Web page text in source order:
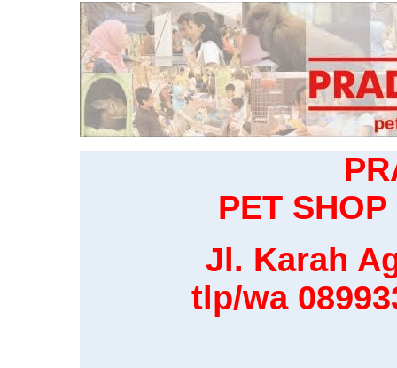
PET
Jl. Karah
tlp/wa